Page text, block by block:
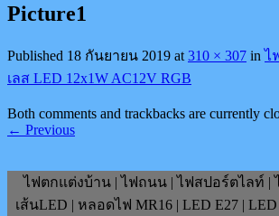
Picture1
Published 18 กันยายน 2019 at 310 × 307 inไ
เลส LED 12x1W AC12V RGB
Both comments and trackbacks are currently
← Previous
ไฟตกแต่งบ้าน | ไฟถนน | ไฟสปอร์ตไลท์ |
เส้นLED | หลอดไฟ MR16 | LED E27 |